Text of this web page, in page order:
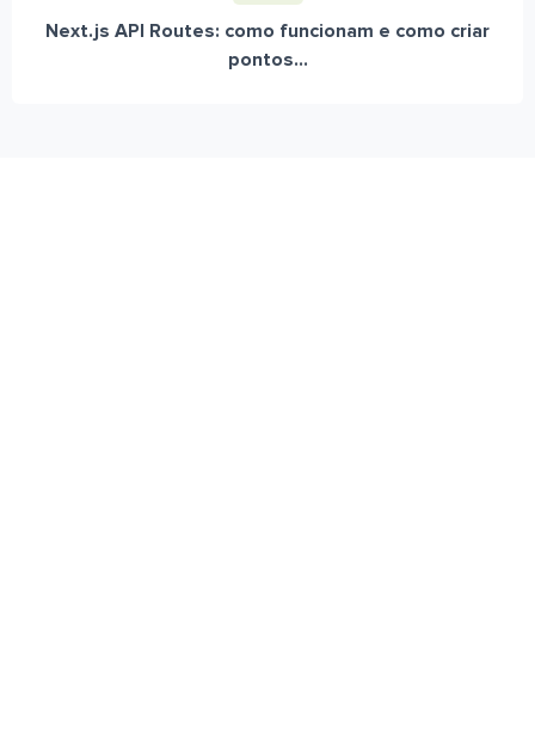
Next.js API Routes: como funcionam e como criar
pontos...